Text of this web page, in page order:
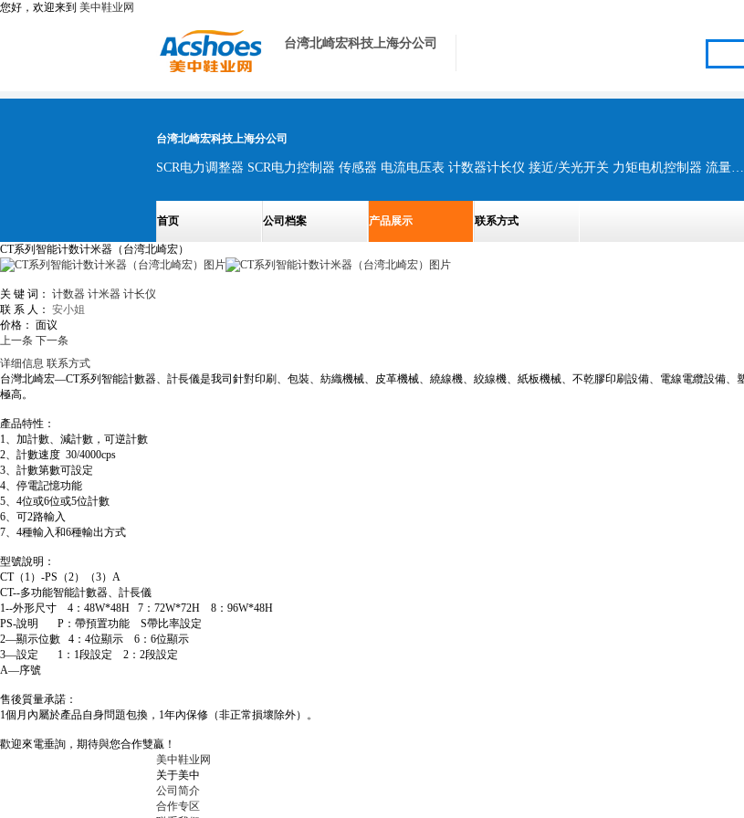
您好，欢迎来到 美中鞋业网
台湾北崎宏科技上海分公司
台湾北崎宏科技上海分公司
SCR电力调整器 SCR电力控制器 传感器 电流电压表 计数器计长仪 接近/关光开关 力矩电机控制器 流量计 频率转速线速度表 时间继电器 温控表 压力变送器
首页 公司档案 产品展示 联系方式
CT系列智能计数计米器（台湾北崎宏）
关 键 词： 计数器 计米器 计长仪
联 系 人： 安小姐
价格： 面议
上一条 下一条
详细信息 联系方式
台灣北崎宏—CT系列智能計數器、計長儀是我司針對印刷、包裝、紡織機械、皮革機械、繞線機、絞線機、紙板機械、不乾膠印刷設備、電線電纜設備
極高。
產品特性：
1、加計數、減計數，可逆計數
2、計數速度 30/4000cps
3、計數第數可設定
4、停電記憶功能
5、4位或6位或5位計數
6、可2路輸入
7、4種輸入和6種輸出方式
型號說明：
CT（1）-PS（2）（3）A
CT--多功能智能計數器、計長儀
1--外形尺寸 4：48W*48H 7：72W*72H 8：96W*48H
PS-說明 P：帶預置功能 S帶比率設定
2—顯示位數 4：4位顯示 6：6位顯示
3—設定 1：1段設定 2：2段設定
A—序號
售後質量承諾：
1個月內屬於產品自身問題包換，1年內保修（非正常損壞除外）。
歡迎來電垂詢，期待與您合作雙贏！
美中鞋业网
关于美中
公司简介
合作专区